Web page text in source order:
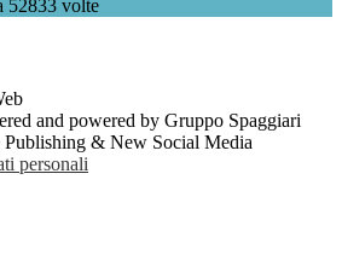
52833 volte
and powered by Gruppo Spaggiari
& New Social Media
personali